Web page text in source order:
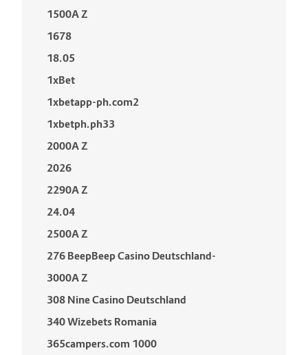
1500A Z
1678
18.05
1xBet
1xbetapp-ph.com2
1xbetph.ph33
2000A Z
2026
2290A Z
24.04
2500A Z
276 BeepBeep Casino Deutschland-
3000A Z
308 Nine Casino Deutschland
340 Wizebets Romania
365campers.com 1000